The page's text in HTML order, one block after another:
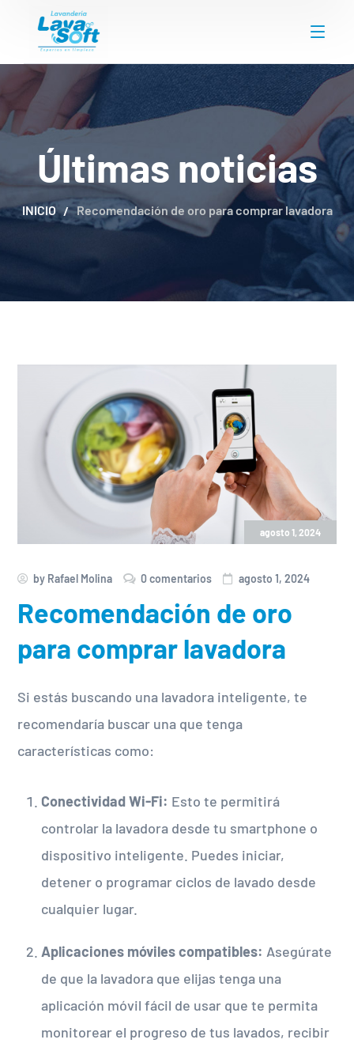
INICIO Recomendación de oro para comprar lavadora
Últimas noticias
agosto 1, 2024
by Rafael Molina 0 comentarios agosto 1, 2024
Recomendación de oro
para comprar lavadora
Si estás buscando una lavadora inteligente, te
recomendaría buscar una que tenga
características como:
Conectividad Wi-Fi: Esto te permitirá
controlar la lavadora desde tu smartphone o
dispositivo inteligente. Puedes iniciar,
detener o programar ciclos de lavado desde
cualquier lugar.
Aplicaciones móviles compatibles: Asegúrate
de que la lavadora que elijas tenga una
aplicación móvil fácil de usar que te permita
monitorear el progreso de tus lavados, recibir